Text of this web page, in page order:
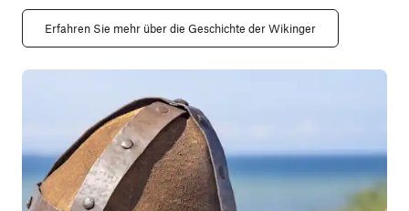
Erfahren Sie mehr über die Geschichte der Wikinger